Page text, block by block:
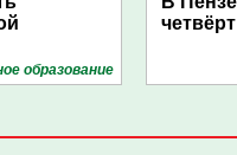
образование